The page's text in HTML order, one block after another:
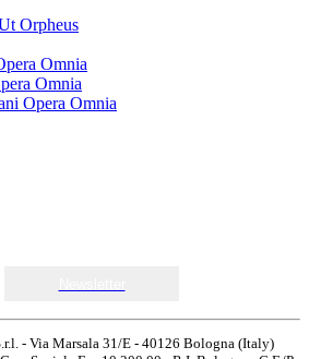
Orpheus
Omnia
Omnia
Opera Omnia
- Via Marsala 31/E - 40126 Bologna (Italy)